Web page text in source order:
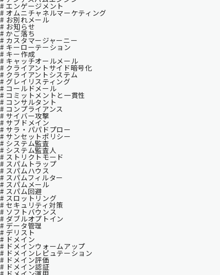
# エンゲージメント
# オムニチャネルマーケティング
# お別れメール
# お知らせ
# かご落ち
# カスタマージャーニー
# キーローテーション
# キー作成
# キャッチオールメール
# クライアントサイド暗号化
# クライアントシステム
# グレイリスティング
# コールドメール
# コミットメントと一貫性
# コンサルタント
# コンプライアンス
# サイバー攻撃
# サブドメイン
# サラ・パパドプロー
# サンセットポリシー
# システム監査
# システム監査⼈
# ストリクトモード
# スパムトラップ
# スパムハウス
# スパムフィルター
# スパムメール
# スパム回避
# スロットリング
# セキュリティ対策
# ソフトバウンス
# ダブルオプトイン
# データ管理
# デリスト
# ドメイン
# ドメインウォームアップ
# ドメインレピュテーション
# ドメイン評価
# ドメイン認証